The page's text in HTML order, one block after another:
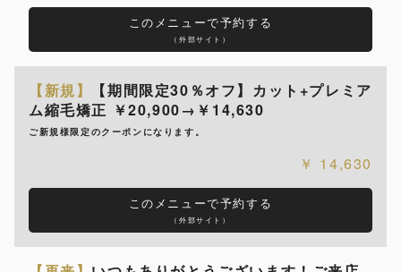
このメニューで予約する
（外部サイト）
【新規】
【期間限定30％オフ】カット+プレミア
ム縮毛矯正 ￥20,900→￥14,630
ご新規様限定のクーポンになります。
14,630
このメニューで予約する
（外部サイト）